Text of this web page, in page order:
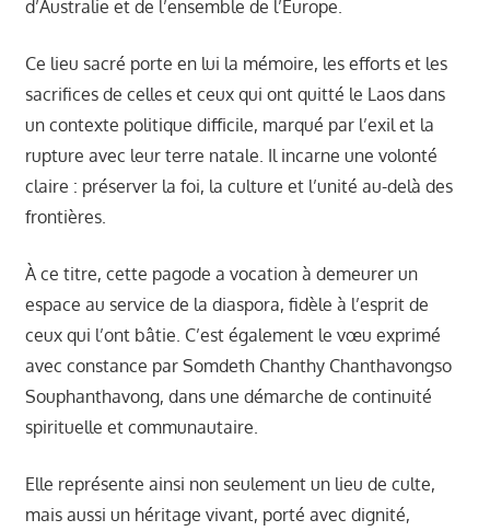
d’Australie et de l’ensemble de l’Europe.
Ce lieu sacré porte en lui la mémoire, les efforts et les
sacrifices de celles et ceux qui ont quitté le Laos dans
un contexte politique difficile, marqué par l’exil et la
rupture avec leur terre natale. Il incarne une volonté
claire : préserver la foi, la culture et l’unité au-delà des
frontières.
À ce titre, cette pagode a vocation à demeurer un
espace au service de la diaspora, fidèle à l’esprit de
ceux qui l’ont bâtie. C’est également le vœu exprimé
avec constance par Somdeth Chanthy Chanthavongso
Souphanthavong, dans une démarche de continuité
spirituelle et communautaire.
Elle représente ainsi non seulement un lieu de culte,
mais aussi un héritage vivant, porté avec dignité,